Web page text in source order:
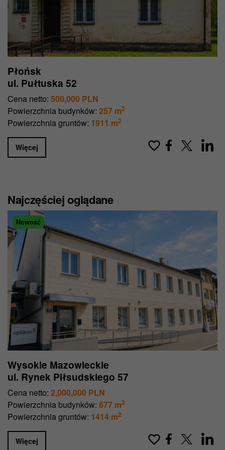
Płońsk
ul. Pułtuska 52
Cena netto: 500,000 PLN
Powierzchnia budynków: 257 m2
Powierzchnia gruntów: 1911 m2
Więcej
Najczęściej oglądane
Nowość
Wysokie Mazowieckie
ul. Rynek Piłsudskiego 57
Cena netto: 2,000,000 PLN
Powierzchnia budynków: 677 m2
Powierzchnia gruntów: 1414 m2
Więcej
Więcej informacji znajdziesz w naszej
Polityce
prywatności.